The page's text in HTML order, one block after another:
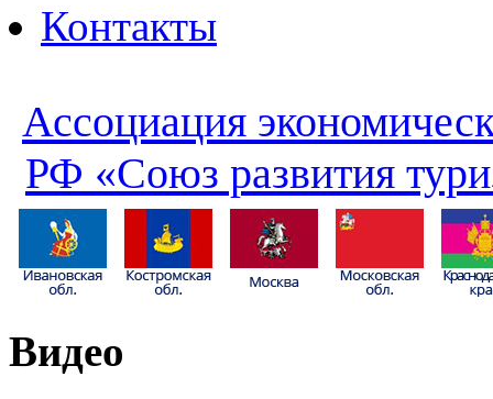
Контакты
Ассоциация
РФ «Союз развития
Видео